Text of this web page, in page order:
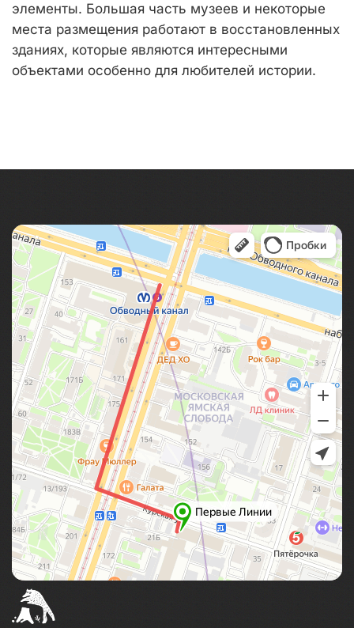
элементы. Большая часть музеев и некоторые
места размещения работают в восстановленных
зданиях, которые являются интересными
объектами особенно для любителей истории.